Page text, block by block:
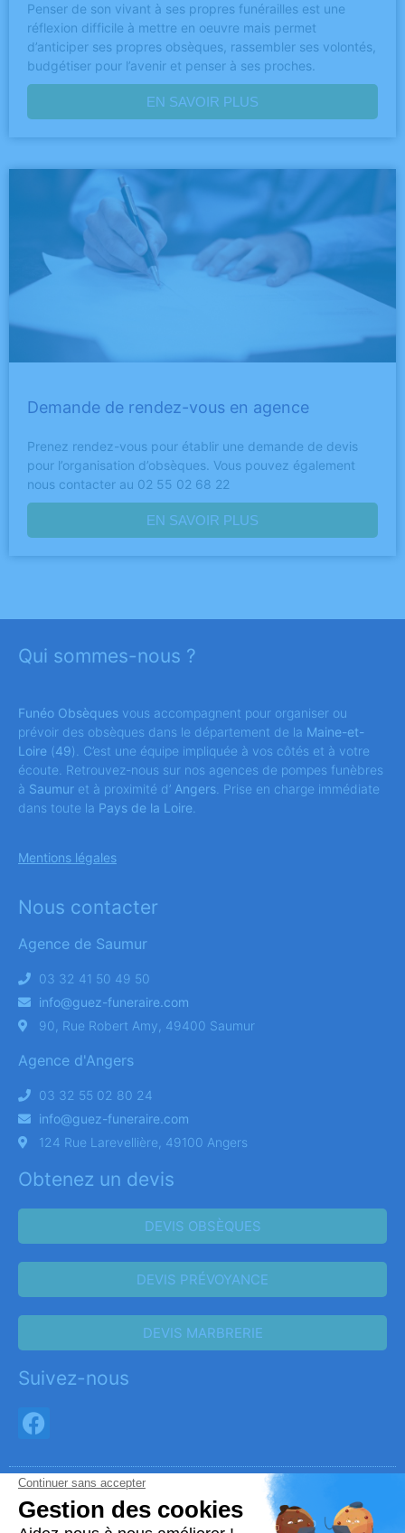
Penser de son vivant à ses propres funérailles est une
réflexion difficile à mettre en oeuvre mais permet
d’anticiper ses propres obsèques, rassembler ses volontés,
budgétiser pour l’avenir et penser à ses proches.
EN SAVOIR PLUS
Demande de rendez-vous en agence
Prenez rendez-vous pour établir une demande de devis
pour l’organisation d’obsèques. Vous pouvez également
nous contacter au 02 55 02 68 22
EN SAVOIR PLUS
Qui sommes-nous ?
Funéo Obsèques vous accompagnent pour organiser ou
prévoir des obsèques dans le département de la Maine-et-
Loire (49). C’est une équipe impliquée à vos côtés et à votre
écoute. Retrouvez-nous sur nos agences de pompes funèbres
à Saumur et à proximité d’ Angers . Prise en charge immédiate
dans toute la Pays de la Loire
Mentions légales
Nous contacter
Agence de Saumur
03 32 41 50 49 50
info@guez-funeraire.com
90, Rue Robert Amy, 49400 Saumur
Agence d'Angers
03 32 55 02 80 24
info@guez-funeraire.com
124 Rue Larevellière, 49100 Angers
Obtenez un devis
DEVIS OBSÈQUES
DEVIS PRÉVOYANCE
DEVIS MARBRERIE
Suivez-nous
Réalisation et référencement par